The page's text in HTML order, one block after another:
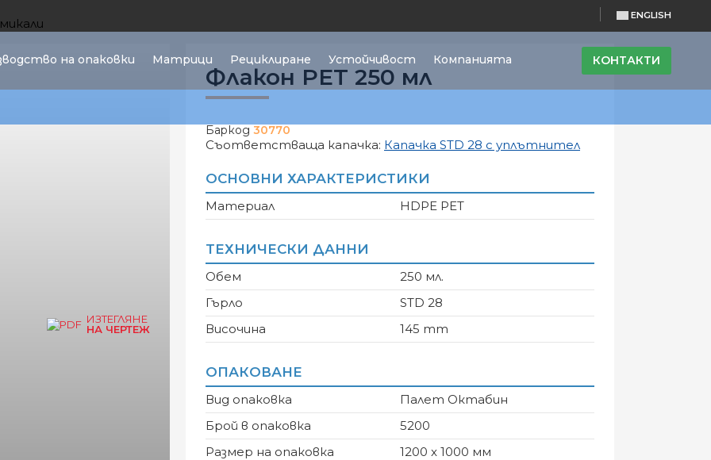
ENGLISH
на опаковки Матрици Рециклиране Устойчивост Компанията КОНТАКТИ
Флакон PET 250 мл
Баркод 30770
Съответстваща капачка: Капачка STD 28 с уплътнител
ОСНОВНИ ХАРАКТЕРИСТИКИ
Материал HDPE PET
ТЕХНИЧЕСКИ ДАННИ
Обем
250 мл.
Гърло
STD 28
Височина
145 mm
ОПАКОВАНЕ
Вид опаковка
Палет Октабин
Брой в опаковка
5200
Размер на опаковка
1200 x 1000 мм
ИЗТЕГЛЯНЕ
НА ЧЕРТЕЖ